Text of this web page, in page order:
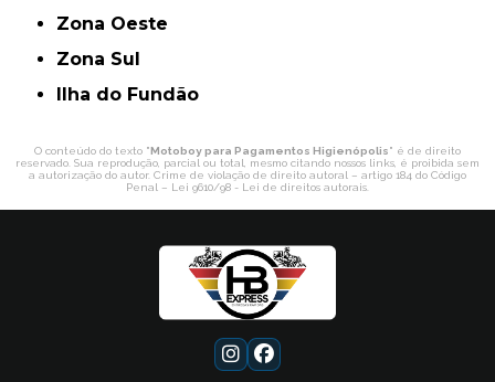
Zona Oeste
Zona Sul
ilha do Fundão
O conteúdo do texto "Motoboy para Pagamentos Higienópolis" é de direito
reservado. Sua reprodução, parcial ou total, mesmo citando nossos links, é proibida sem
a autorização do autor. Crime de violação de direito autoral – artigo 184 do Código
Penal – Lei 9610/98 - Lei de direitos autorais